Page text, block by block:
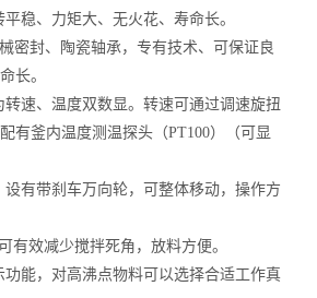
稳、力矩大、无火花、寿命长。
密封、陶瓷轴承，专有技术、可保证良
长。
转速、温度双数显。转速可通过调速旋扭
有釜内温度测温探头（PT100）（可显
设有带刹车万向轮，可整体移动，操作方
有效减少搅拌死角，放料方便。
功能，对高沸点物料可以选择合适工作真